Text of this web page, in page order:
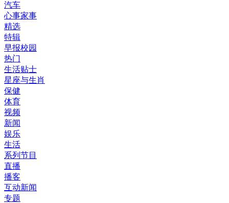
汽车
心事家事
精选
特辑
早报校园
热门
生活贴士
星座与生肖
保健
体育
视频
新闻
娱乐
生活
系列节目
直播
播客
互动新闻
专题